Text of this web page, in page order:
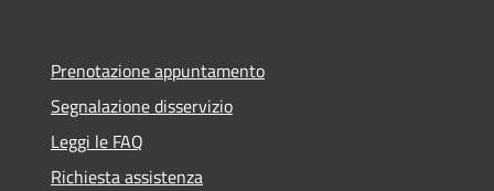
Prenotazione appuntamento
Segnalazione disservizio
Leggi le FAQ
Richiesta assistenza